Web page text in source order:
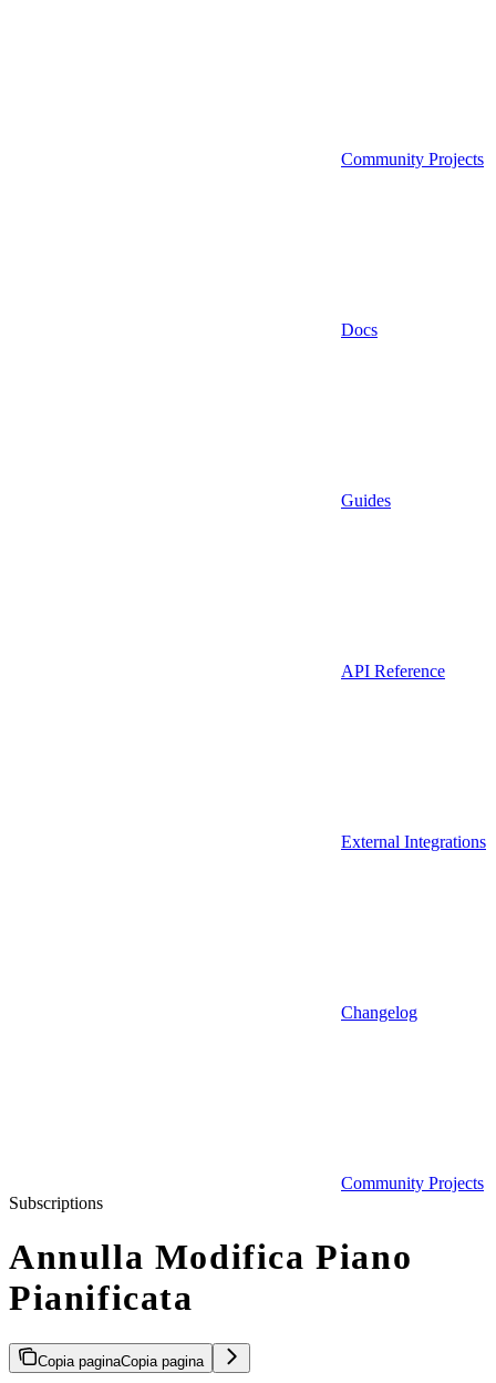
Community Projects
Docs
Guides
API Reference
External Integrations
Changelog
Community Projects
Subscriptions
Annulla Modifica Piano
Pianificata
Copia paginaCopia pagina